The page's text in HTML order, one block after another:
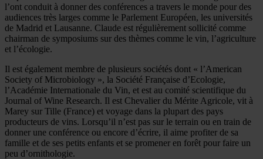
l’ont conduit à donner des conférences a travers le monde pour des
audiences très larges comme le Parlement Européen, les universités
de Madrid et Lausanne. Claude est régulièrement sollicité comme
chairman de symposiums sur des thèmes comme le vin, l’agriculture
et l’écologie.
Il est également membre de plusieurs sociétés dont « l’American
Society of Microbiology », la Société Française d’Ecologie,
l’Académie Internationale du Vin, et est au comité scientifique du
Journal of Wine Research. Il est Chevalier du Mérite Agricole, vit à
Marey sur Tille (France) et voyage dans la plupart des pays
producteurs de vins. Lorsqu’il n’est pas sur le terrain ou en train de
donner une conférence ou encore d’écrire, il aime profiter de sa
famille et de ses petits enfants et se promener en forêt pour faire un
peu d’ornithologie.